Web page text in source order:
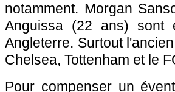
notamment. Morgan
Anguissa (22 ans) sont
Angleterre. Surtout
Chelsea, Tottenham et le
Pour compenser un